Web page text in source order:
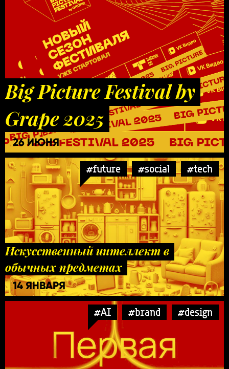
Big Picture Festival by
Grape 2025
26 ИЮНЯ
#future #social #tech
Искусственный интеллект в
обычных предметах
14 ЯНВАРЯ
#AI #brand #design